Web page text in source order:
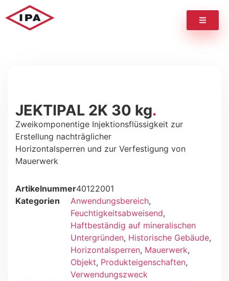
JEKTIPAL 2K 30 kg
Zweikomponentige Injektionsflüssigkeit zur
Erstellung nachträglicher
Horizontalsperren und zur Verfestigung von
Mauerwerk
Artikelnummer40122001
Kategorien
Anwendungsbereich,
Feuchtigkeitsabweisend,
Haftbeständig auf mineralischen
Untergründen, Historische Gebäude,
Horizontalsperren, Mauerwerk,
Objekt, Produkteigenschaften,
Verwendungszweck